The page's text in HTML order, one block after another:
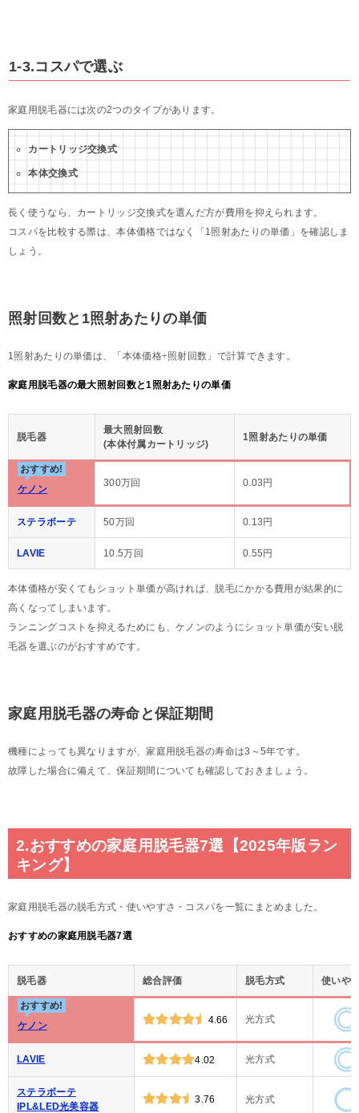
1-3.コスパで選ぶ
家庭用脱毛器には次の2つのタイプがあります。
カートリッジ交換式
本体交換式
長く使うなら、カートリッジ交換式を選んだ方が費用を抑えられます。
コスパを比較する際は、本体価格ではなく「1照射あたりの単価」を確認しま
しょう。
照射回数と1照射あたりの単価
1照射あたりの単価は、「本体価格÷照射回数」で計算できます。
家庭用脱毛器の最大照射回数と1照射あたりの単価
脱毛器
最大照射回数
(本体付属カートリッジ)
1照射あたりの単価
おすすめ!
ケノン
300万回 0.03円
ステラボーテ 50万回 0.13円
LAVIE 10.5万回 0.55円
本体価格が安くてもショット単価が高ければ、脱毛にかかる費用が結果的に
高くなってしまいます。
ランニングコストを抑えるためにも、ケノンのようにショット単価が安い脱
毛器を選ぶのがおすすめです。
家庭用脱毛器の寿命と保証期間
機種によっても異なりますが、家庭用脱毛器の寿命は3～5年です。
故障した場合に備えて、保証期間についても確認しておきましょう。
2.おすすめの家庭用脱毛器7選【2025年版ラン
キング】
家庭用脱毛器の脱毛方式・使いやすさ・コスパを一覧にまとめました。
おすすめの家庭用脱毛器7選
脱毛器 総合評価 脱毛方式 使いや
おすすめ!
ケノン
4.66 光方式
LAVIE 4.02 光方式
ステラボーテ
IPL&LED光美容器
3.76 光方式